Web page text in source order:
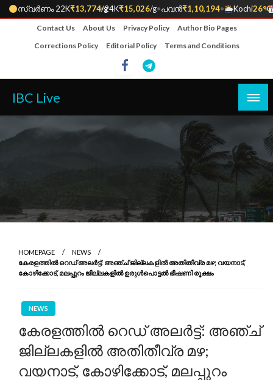
സ്വർണം 22K₹13,774/g
•24K₹15,026/g•പവൻ₹1,10,194• Kochi26°C
•
Contact Us About Us Privacy Policy
Author Bio Pages
Corrections Policy
Editorial Policy Terms and Conditions
IBC Live
HOMEPAGE
NEWS
കേരളത്തിൽ റെഡ് അലർട്ട്: അഞ്ച് ജില്ലകളിൽ അതിതീവ്ര മഴ; വയനാട്,
കോഴിക്കോട്, മലപ്പുറം ജില്ലകളിൽ ഉരുൾപൊട്ടൽ ഭീഷണി രൂക്ഷം
NEWS
കേരളത്തിൽ റെഡ് അലർട്ട്: അഞ്ച്
ജില്ലകളിൽ അതിതീവ്ര മഴ;
വയനാട്, കോഴിക്കോട്, മലപ്പുറം